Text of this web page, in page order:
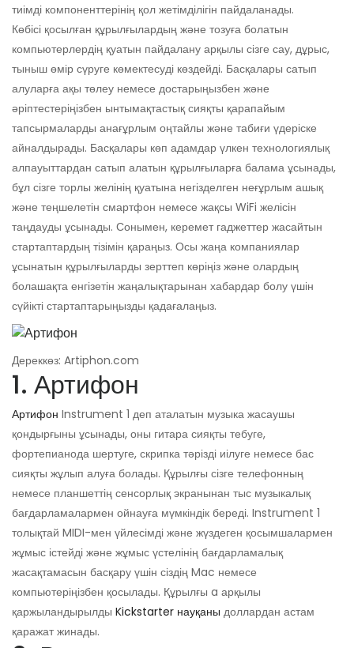
тиімді компоненттерінің қол жетімділігін пайдаланады.
Көбісі қосылған құрылғылардың және тозуға болатын
компьютерлердің қуатын пайдалану арқылы сізге сау, дұрыс,
тыныш өмір сүруге көмектесуді көздейді. Басқалары сатып
алуларға ақы төлеу немесе достарыңызбен және
әріптестеріңізбен ынтымақтастық сияқты қарапайым
тапсырмаларды анағұрлым оңтайлы және табиғи үдеріске
айналдырады. Басқалары көп адамдар үлкен технологиялық
алпауыттардан сатып алатын құрылғыларға балама ұсынады,
бұл сізге торлы желінің қуатына негізделген неғұрлым ашық
және теңшелетін смартфон немесе жақсы WiFi желісін
таңдауды ұсынады. Сонымен, керемет гаджеттер жасайтын
стартаптардың тізімін қараңыз. Осы жаңа компаниялар
ұсынатын құрылғыларды зерттеп көріңіз және олардың
болашақта енгізетін жаңалықтарынан хабардар болу үшін
сүйікті стартаптарыңызды қадағалаңыз.
Дереккөз: Artiphon.com
1. Артифон
Артифон Instrument 1 деп аталатын музыка жасаушы
қондырғыны ұсынады, оны гитара сияқты тебуге,
фортепианода шертуге, скрипка тәрізді иілуге ​​немесе бас
сияқты жұлып алуға болады. Құрылғы сізге телефонның
немесе планшеттің сенсорлық экранынан тыс музыкалық
бағдарламалармен ойнауға мүмкіндік береді. Instrument 1
толықтай MIDI-мен үйлесімді және жүздеген қосымшалармен
жұмыс істейді және жұмыс үстелінің бағдарламалық
жасақтамасын басқару үшін сіздің Mac немесе
компьютеріңізбен қосылады. Құрылғы a арқылы
қаржыландырылды Kickstarter науқаны доллардан астам
қаражат жинады.